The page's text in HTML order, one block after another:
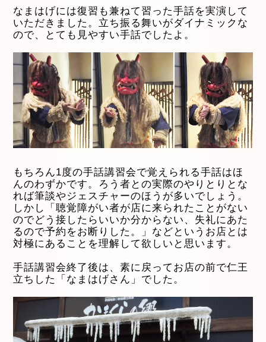
なまはげには復習も兼ねて習った手話を実演して
いただきました。立ち振る舞いがダイナミックな
ので、とても見やすい手話でしたよ。
もちろん1度の手話講習会で覚えられる手話はほ
んのわずかです。ろう者との実際のやりとりとな
れば筆談やジェスチャーのほうが多いでしょう。
しかし「聴覚障がい者が店に来られたことがない
のでどう接したらいいか分からない、失礼にあた
るので予約をお断りした。」などというお店とは
対極にあることを理解して欲しいと思います。
手話講習会終了後は、素に戻ってお店の前で仁王
立ちした「なまはげさん」でした。